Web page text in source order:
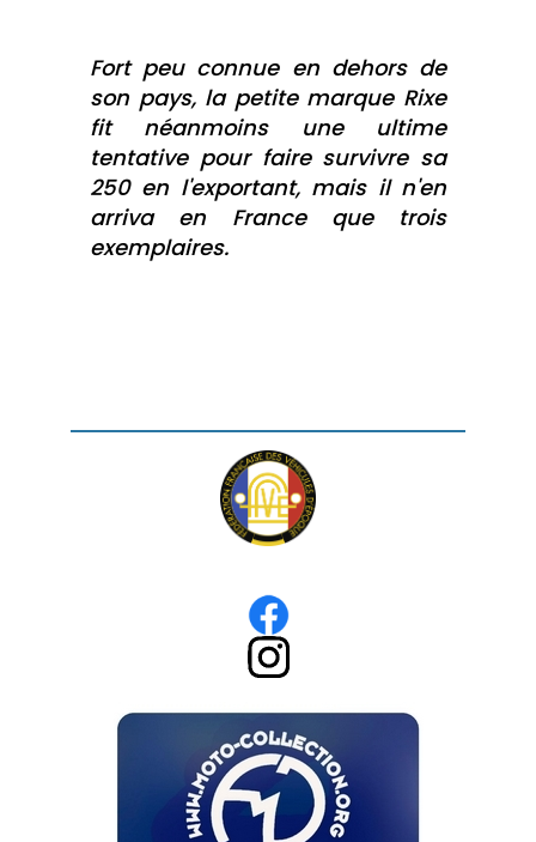
Fort peu connue en dehors de
son pays, la petite marque Rixe
fit néanmoins une ultime
tentative pour faire survivre sa
250 en l'exportant, mais il n'en
arriva en France que trois
exemplaires.